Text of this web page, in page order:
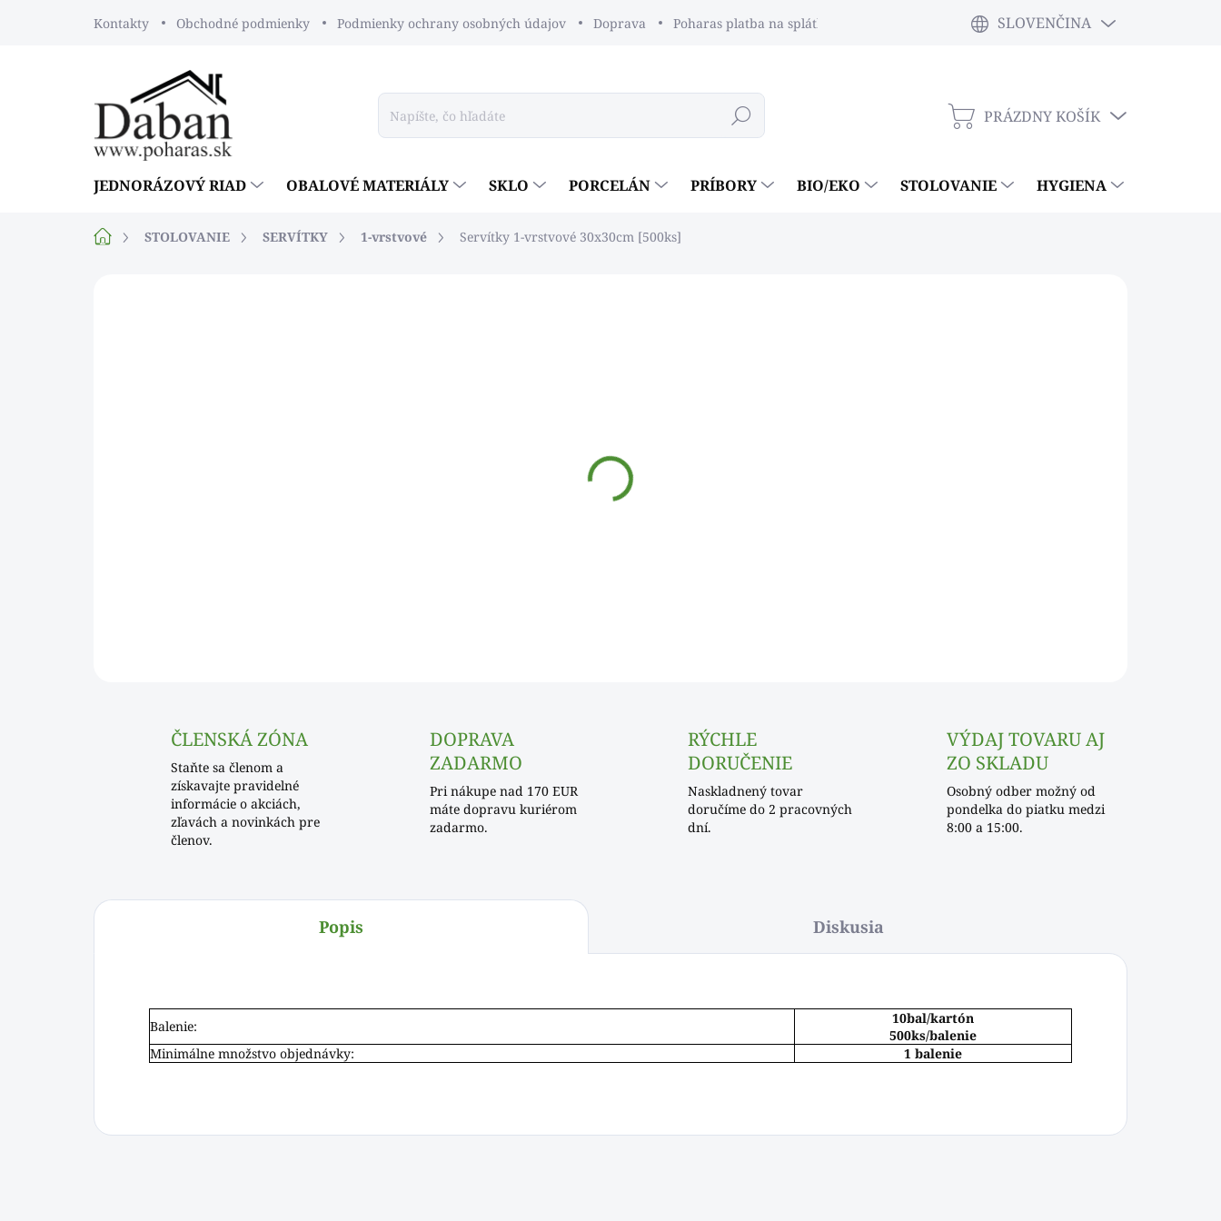
Kontakty Obchodné podmienky Podmienky ochrany osobných údajov Doprava Poharas platba na splátky SLOVENČINA
Hľadať NÁKUPNÝ
PRÁZDNY KOŠÍK
JEDNORÁZOVÝ RIAD OBALOVÉ MATERIÁLY SKLO PORCELÁN PRÍBORY BIO/EKO STOLOVANIE HYGIENA
DomovSTOLOVANIE SERVÍTKY 1-vrstvové Servítky 1-vrstvové 30x30cm [500ks]
ČLENSKÁ ZÓNA
Staňte sa členom a
získavajte pravidelné
informácie o akciách,
zľavách a novinkách pre
členov.
DOPRAVA
ZADARMO
Pri nákupe nad 170 EUR
máte dopravu kuriérom
zadarmo.
RÝCHLE
DORUČENIE
Naskladnený tovar
doručíme do 2 pracovných
dní.
VÝDAJ TOVARU AJ
ZO SKLADU
Osobný odber možný od
pondelka do piatku medzi
8:00 a 15:00.
Popis Diskusia
Balenie:
10bal/kartón
500ks/balenie
Minimálne množstvo objednávky:
1 balenie